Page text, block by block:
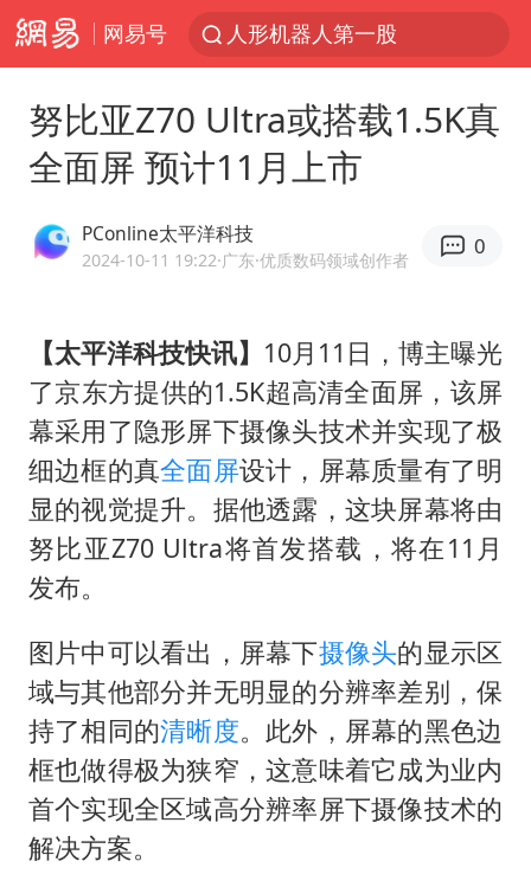
网易号
人形机器人第一股
多地银行上调存款利率
上海地铁4条线路全线停运
武汉3名城管协管员殴打摊主被刑拘
宇树申购 中一签有望赚20万元
男子结婚8年3个女儿都不是亲生
白海豚可深入内陆制造大范围风雨
面对面丨蔡磊：与渐冻症抗争 纵使不敌 也不屈服
NBA传奇教练老尼尔森去世
5万小车卖不动 微型代步车集体遇冷
从科技创新看开局起步的时与势
努比亚Z70 Ultra或搭载1.5K真
全面屏 预计11月上市
PConline太平洋科技
2024-10-11 19:22·广东·优质数码领域创作者
0
【太平洋科技快讯】 10月11日，博主曝光
了京东方提供的1.5K超高清全面屏，该屏
幕采用了隐形屏下摄像头技术并实现了极
细边框的真全面屏设计，屏幕质量有了明
显的视觉提升。据他透露，这块屏幕将由
努比亚Z70 Ultra将首发搭载，将在11月
发布。
图片中可以看出，屏幕下摄像头的显示区
域与其他部分并无明显的分辨率差别，保
持了相同的清晰度。此外，屏幕的黑色边
框也做得极为狭窄，这意味着它成为业内
首个实现全区域高分辨率屏下摄像技术的
解决方案。